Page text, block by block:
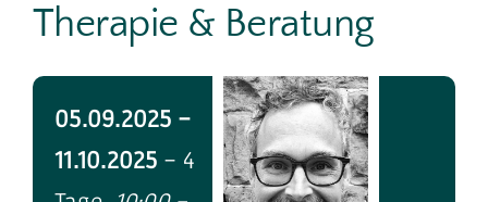
Gespräche
Service
Therapie & Beratung
05.09.2025 -
11.10.2025 - 4